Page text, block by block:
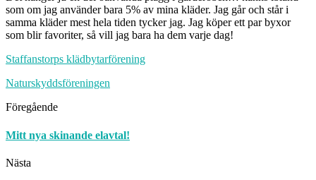
som om jag använder bara 5% av mina kläder. Jag går och står i
samma kläder mest hela tiden tycker jag. Jag köper ett par byxor
som blir favoriter, så vill jag bara ha dem varje dag!
Staffanstorps klädbytarförening
Naturskyddsföreningen
Föregående
Mitt nya skinande elavtal!
Nästa